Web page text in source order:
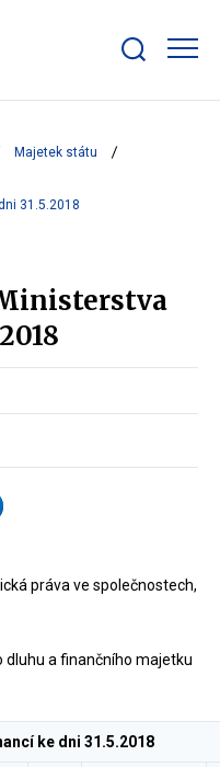
bar
Majetek státu
31.5.2018
práva ve společnostech,
dluhu a finančního majetku
ke dni 31.5.2018